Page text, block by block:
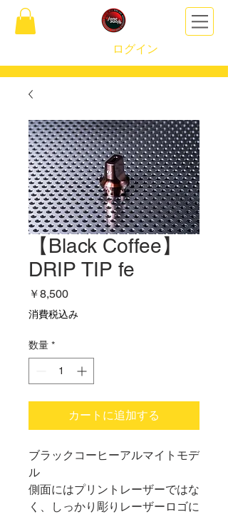
ログイン
【Black Coffee】
DRIP TIP fe
￥8,500価
格
消費税込み
数量 *
カートに追加する
ブラックコーヒーアルマイトモデ
ル
側面にはプリントレーザーではな
く、しっかり彫りレーザーロゴに